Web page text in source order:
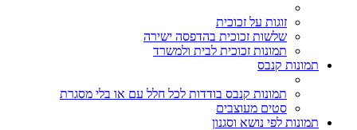
זוגות על זכוכית
שלשות זכוכית בהדפסה ישירה
תמונות זכוכית לבית ולמשרד
תמונות קנבס
תמונות קנבס בודדות לכל חלל עם או בלי מסגרת
סטים מעוצבים
תמונות לפי נושא וסגנון